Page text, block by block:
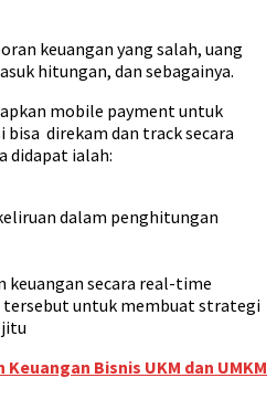
keuangan yang salah, uang
hitungan, dan sebagainya.
mobile payment untuk
bisa direkam dan track secara
didapat ialah:
dalam penghitungan
secara real-time
tersebut untuk membuat strategi
Bisnis UKM dan UMKM